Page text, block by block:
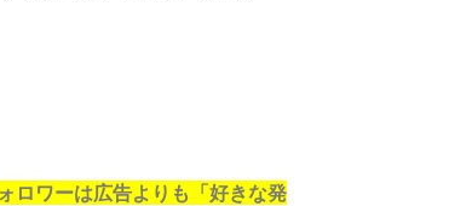
ロワーは広告よりも「好きな発